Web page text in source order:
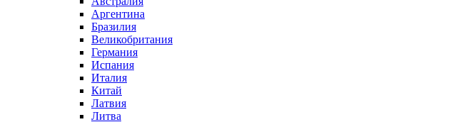
Аргентина
Бразилия
Великобритания
Германия
Испания
Италия
Китай
Латвия
Литва